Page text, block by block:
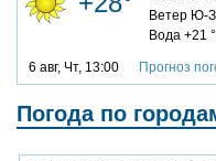
Ветер Ю-
Вода +21
6 авг, Чт, 13:00 Прогноз
Погода по